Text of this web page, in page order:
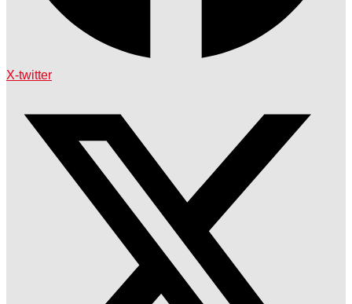
X-twitter